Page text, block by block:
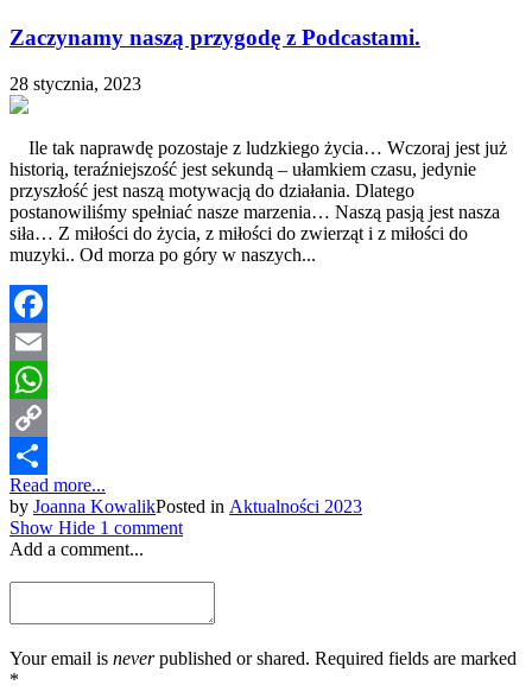
Zaczynamy naszą przygodę z Podcastami.
28 stycznia, 2023
Ile tak naprawdę pozostaje z ludzkiego życia… Wczoraj jest już
historią, teraźniejszość jest sekundą – ułamkiem czasu, jedynie
przyszłość jest naszą motywacją do działania. Dlatego
postanowiliśmy spełniać nasze marzenia… Naszą pasją jest nasza
siła… Z miłości do życia, z miłości do zwierząt i z miłości do
muzyki.. Od morza po góry w naszych...
Facebook
Email
WhatsApp
Copy
Link
Share
Read more...
by Joanna KowalikPosted in Aktualności 2023
Show Hide 1 comment
Add a comment...
Your email is neverpublished or shared. Required fields are marked
*